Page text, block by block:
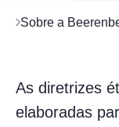
Sobre a
As diretrizes
elaboradas